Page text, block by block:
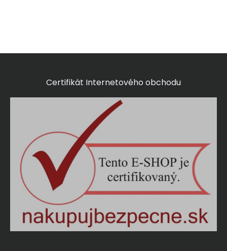
Certifikát Internetového obchodu